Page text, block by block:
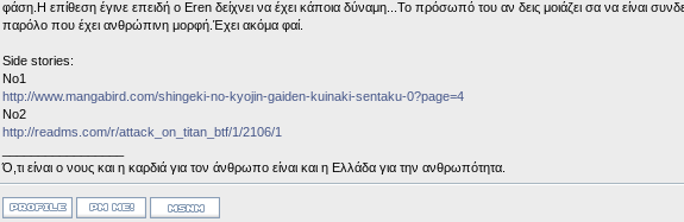
φάση.Η επίθεση έγινε επειδή ο Eren δείχνει να έχει κάποια δύναμη...Το πρόσωπό του αν δεις μοιάζει σα να είναι
παρόλο που έχει ανθρώπινη μορφή.Έχει ακόμα φαί.
Side stories:
No1
http://www.mangabird.com/shingeki-no-kyojin-gaiden-kuinaki-sentaku-0?page=4
No2
http://readms.com/r/attack_on_titan_btf/1/2106/1
Ό,τι είναι ο νους και η καρδιά για τον άνθρωπο είναι και η Ελλάδα για την ανθρωπότητα.